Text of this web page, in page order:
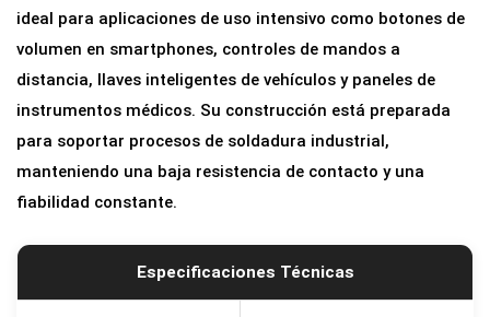
ideal para aplicaciones de uso intensivo como botones de
volumen en smartphones, controles de mandos a
distancia, llaves inteligentes de vehículos y paneles de
instrumentos médicos. Su construcción está preparada
para soportar procesos de soldadura industrial,
manteniendo una baja resistencia de contacto y una
fiabilidad constante.
Especificaciones Técnicas